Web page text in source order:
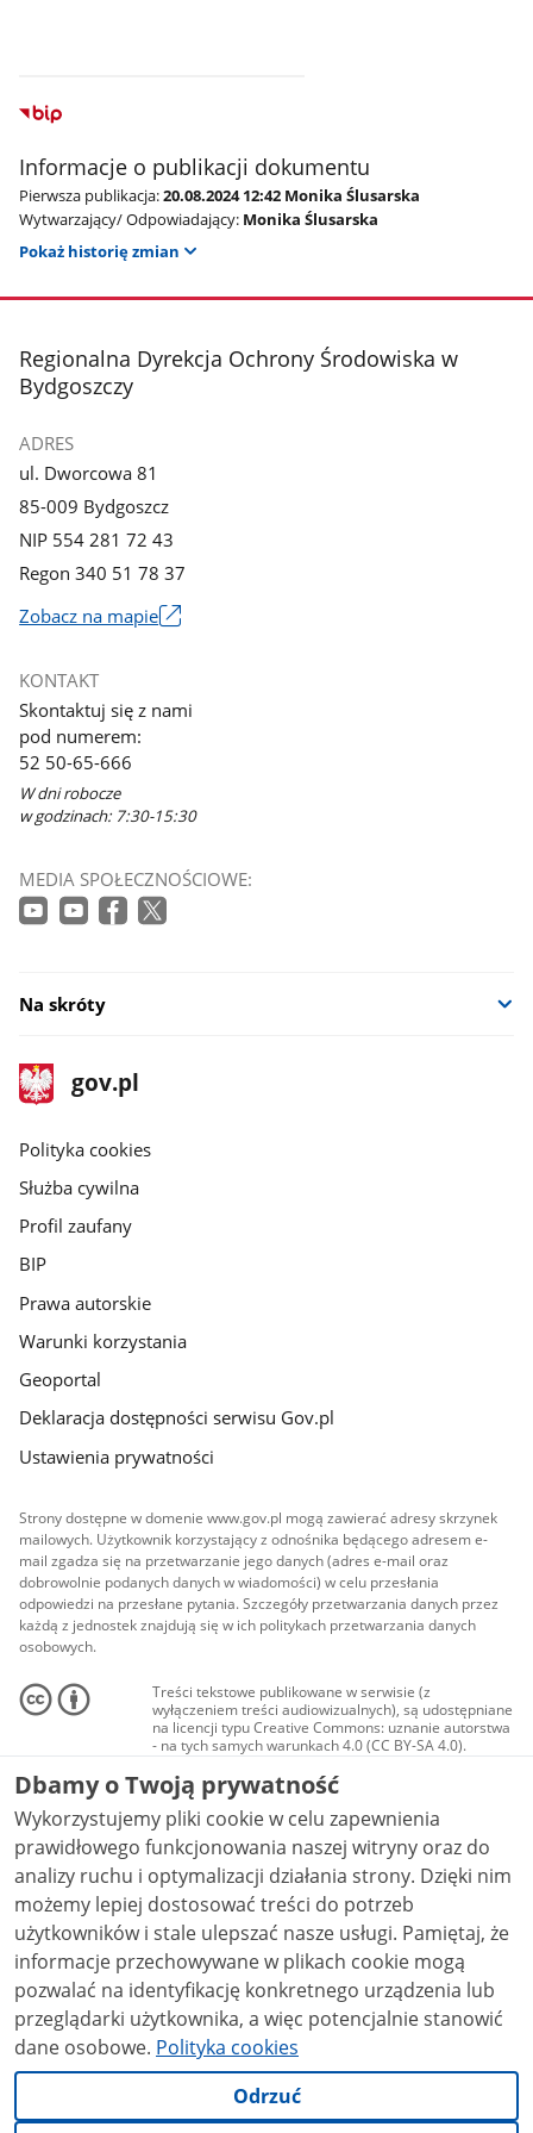
Informacje o publikacji dokumentu
Pierwsza publikacja:20.08.2024 12:42 Monika Ślusarska
Wytwarzający/ Odpowiadający: Monika Ślusarska
Pokaż historię zmian
stopka
Regionalna Dyrekcja Ochrony Środowiska w
Bydgoszczy
ADRES
ul. Dworcowa 81
85-009 Bydgoszcz
NIP 554 281 72 43
Regon 340 51 78 37
Zobacz na mapie
się
w
nowym
oknie
KONTAKT
Skontaktuj się z nami
pod numerem:
52 50-65-666
W dni robocze
w godzinach: 7:30-15:30
MEDIA SPOŁECZNOŚCIOWE:
Na skróty
stopka
gov.pl
Strona
gov.pl
gov.pl
Polityka cookies
Służba cywilna
Profil zaufany
BIP
Prawa autorskie
Warunki korzystania
Geoportal
Deklaracja dostępności serwisu Gov.pl
Ustawienia prywatności
Strony dostępne w domenie www.gov.pl mogą zawierać adresy skrzynek
mailowych. Użytkownik korzystający z odnośnika będącego adresem e-
mail zgadza się na przetwarzanie jego danych (adres e-mail oraz
dobrowolnie podanych danych w wiadomości) w celu przesłania
odpowiedzi na przesłane pytania. Szczegóły przetwarzania danych przez
każdą z jednostek znajdują się w ich politykach przetwarzania danych
osobowych.
Treści tekstowe publikowane w serwisie (z
wyłączeniem treści audiowizualnych), są udostępniane
na licencji typu Creative Commons: uznanie autorstwa
- na tych samych warunkach 4.0 (CC BY-SA 4.0).
Materiały audiowizualne, w tym zdjęcia, materiały
audio i wideo, są udostępniane na licencji typu
Creative Commons: uznanie autorstwa użycie
niekomercyjne - bez utworów zależnych 4.0 (CC BY-
NC-ND 4.0), o ile nie jest to stwierdzone inaczej.
Dbamy o Twoją prywatność
Wykorzystujemy pliki cookie w celu zapewnienia
prawidłowego funkcjonowania naszej witryny oraz do
analizy ruchu i optymalizacji działania strony. Dzięki nim
możemy lepiej dostosować treści do potrzeb
użytkowników i stale ulepszać nasze usługi. Pamiętaj, że
informacje przechowywane w plikach cookie mogą
pozwalać na identyfikację konkretnego urządzenia lub
przeglądarki użytkownika, a więc potencjalnie stanowić
dane osobowe. Polityka cookies
Odrzuć